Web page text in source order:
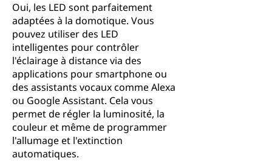
Oui, les LED sont parfaitement
adaptées à la domotique. Vous
pouvez utiliser des LED
intelligentes pour contrôler
l'éclairage à distance via des
applications pour smartphone ou
des assistants vocaux comme Alexa
ou Google Assistant. Cela vous
permet de régler la luminosité, la
couleur et même de programmer
l'allumage et l'extinction
automatiques.